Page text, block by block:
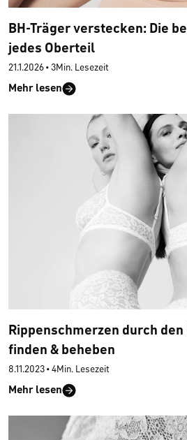
BH-Träger verstecken: Die
jedes Oberteil
21.1.2026 • 3Min. Lesezeit
Mehr lesen
Rippenschmerzen durch den
finden & beheben
8.11.2023 • 4Min. Lesezeit
Mehr lesen